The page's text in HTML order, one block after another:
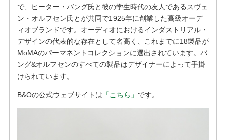
で、ピーター・バング氏と彼の学生時代の友人であるスヴェ
ン・オルフセン氏とが共同で1925年に創業した高級オーデ
ィオブランドです。オーディオにおけるインダストリアル・
デザインの代表的な存在として名高く、これまでに18製品が
MoMAのパーマネントコレクションに選出されています。バ
ング&オルフセンのすべての製品はデザイナーによって手掛
けられています。
B&Oの公式ウェブサイトは 「こちら」 です。